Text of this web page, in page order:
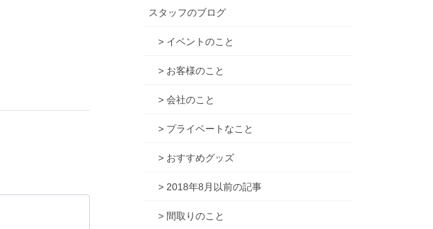
スタッフのブログ
> イベントのこと
> お客様のこと
> 会社のこと
> プライベートなこと
> おすすめグッズ
> 2018年8月以前の記事
> 間取りのこと